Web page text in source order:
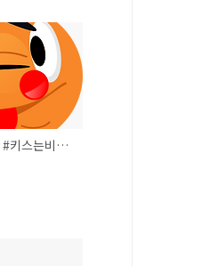
짦은유머 모음 #키스는비위생 #대머리의이유